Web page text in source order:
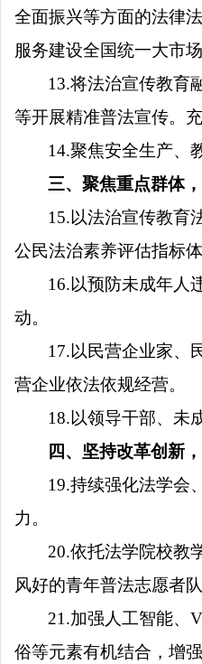
全面振兴等方面的法律
服务建设全国统一大市场
13.将法治宣传教育
等开展精准普法宣传。
14.聚焦安全生产、
三、聚焦重点群体
15.以法治宣传教育
公民法治素养评估指标体
16.以预防未成年人
动。
17.以民营企业家、
营企业依法依规经营。
18.以领导干部、未
四、坚持改革创新
19.持续强化法学会
力。
20.依托法学院校教
风好的青年普法志愿者
21.加强人工智能、
俗等元素有机结合，增